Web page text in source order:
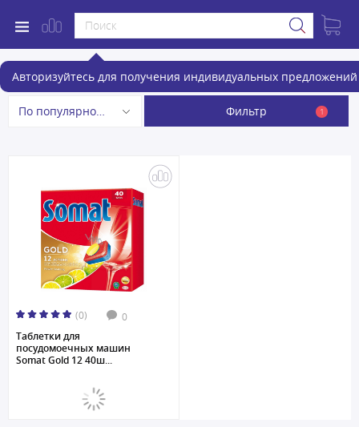
Авторизуйтесь для получения индивидуальных предложений
Аксессуары для посудомоечных машин
По популярности Фильтр 1
(0) 0
Таблетки для
посудомоечных машин
Somat Gold 12 40ш...